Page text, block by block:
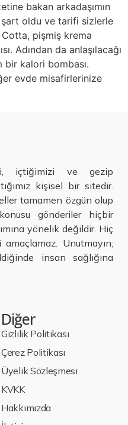
bakan arkadaşımın
oldu ve tarifi sizlerle
pişmiş krema
Adından da anlaşılacağı
bir kalori bombası.
evde misafirlerinize
içtiğimizi ve gezip
kişisel bir sitedir.
tamamen özgün olup
gönderiler hiçbir
yönelik değildir. Hiç
Unutmayın;
insan sağlığına
Diğer
Gizlilik Politikası
Çerez Politikası
Üyelik Sözleşmesi
KVKK
Hakkımızda